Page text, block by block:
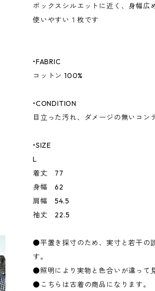
ボックスシルエットに近く、身幅広
使いやすい１枚です
•FABRIC
コットン 100%
•CONDITION
目立った汚れ、ダメージの無いコン
•SIZE
L
着丈 77
身幅 62
肩幅 54.5
袖丈 22.5
●平置き採寸のため、実寸と若干の
す。
●照明により実物と色合いが違って
●こちらは古着の商品になります。